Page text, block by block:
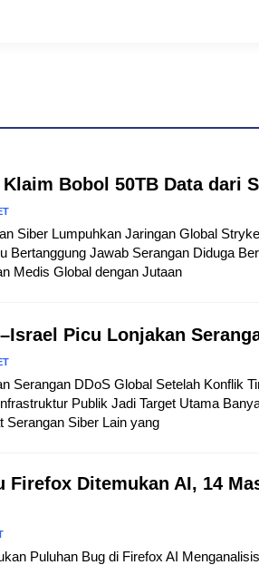
Bobol 50TB Data dari
Siber Lumpuhkan Jaringan Global
Bertanggung Jawab Serangan Diduga
Medis Global dengan Jutaan
Picu Lonjakan
Serangan DDoS Global Setelah Konflik
Publik Jadi Target Utama
Serangan Siber Lain yang
Firefox Ditemukan AI, 14
Puluhan Bug di Firefox AI